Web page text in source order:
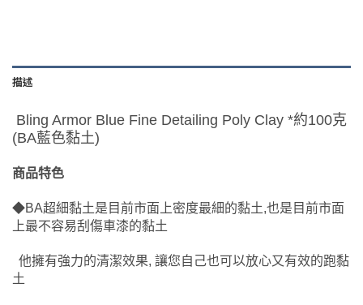
描述
Bling Armor Blue Fine Detailing Poly Clay *約100克
(BA藍色黏土)
商品特色
◆BA超細黏土是目前市面上密度最細的黏土,也是目前市面
上最不容易刮傷車漆的黏土
他擁有強力的清潔效果, 讓您自己也可以放心又有效的跑黏
土